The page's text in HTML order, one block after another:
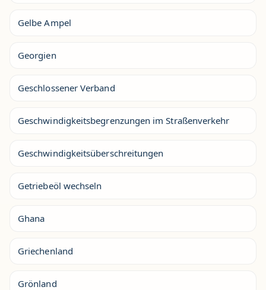
Gelbe Ampel
Georgien
Geschlossener Verband
Geschwindigkeitsbegrenzungen im Straßenverkehr
Geschwindigkeitsüberschreitungen
Getriebeöl wechseln
Ghana
Griechenland
Grönland